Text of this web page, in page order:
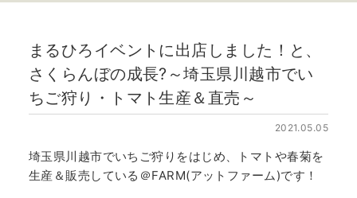
まるひろイベントに出店しました！と、
さくらんぼの成長?～埼玉県川越市でい
ちご狩り・トマト生産＆直売～
2021.05.05
埼玉県川越市でいちご狩りをはじめ、トマトや春菊を
生産＆販売している＠FARM(アットファーム)です！